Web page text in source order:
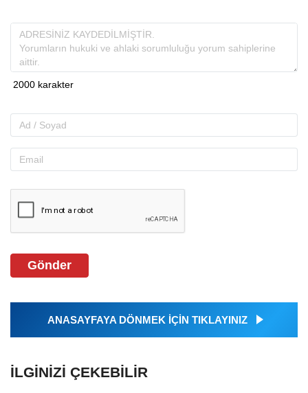
Gönder
ANASAYFAYA DÖNMEK İÇİN TIKLAYINIZ
İLGINIZI ÇEKEBILIR